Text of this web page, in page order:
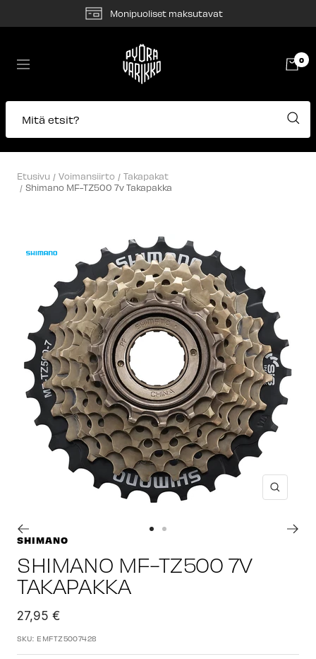
Monipuoliset maksutavat
Navigaatio
Pyörävarikko
0
Mitä etsit?
Etusivu Voimansiirto
Takapakat
Shimano MF-TZ500 7v Takapakka
1
SHIMANO
SHIMANO MF-TZ500 7V
TAKAPAKKA
Alennushinta
27,95 €
SKU: EMFTZ5007428